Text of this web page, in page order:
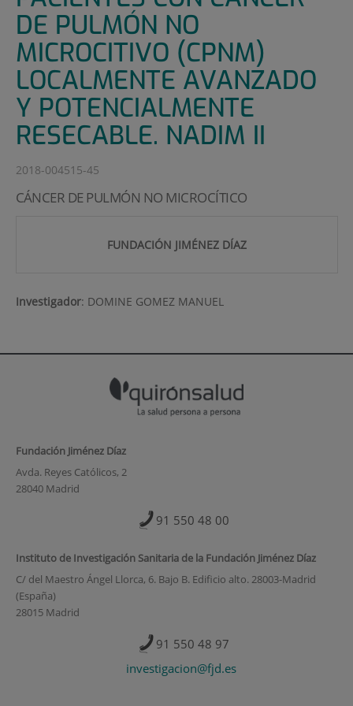
DE PULMÓN NO
MICROCITIVO (CPNM)
LOCALMENTE AVANZADO
Y POTENCIALMENTE
RESECABLE. NADIM II
2018-004515-45
CÁNCER DE PULMÓN NO MICROCÍTICO
FUNDACIÓN JIMÉNEZ DÍAZ
Investigador: DOMINE GOMEZ MANUEL
Fundación Jiménez Díaz
Avda. Reyes Católicos, 2
28040 Madrid
91 550 48 00
Instituto de Investigación Sanitaria de la Fundación Jiménez Díaz
C/ del Maestro Ángel Llorca, 6. Bajo B. Edificio alto. 28003-Madrid
(España)
28015 Madrid
91 550 48 97
investigacion@fjd.es